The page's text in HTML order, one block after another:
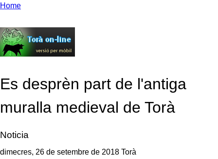
Home
Es desprèn part de l'antiga
muralla medieval de Torà
Noticia
dimecres, 26 de setembre de 2018 Torà